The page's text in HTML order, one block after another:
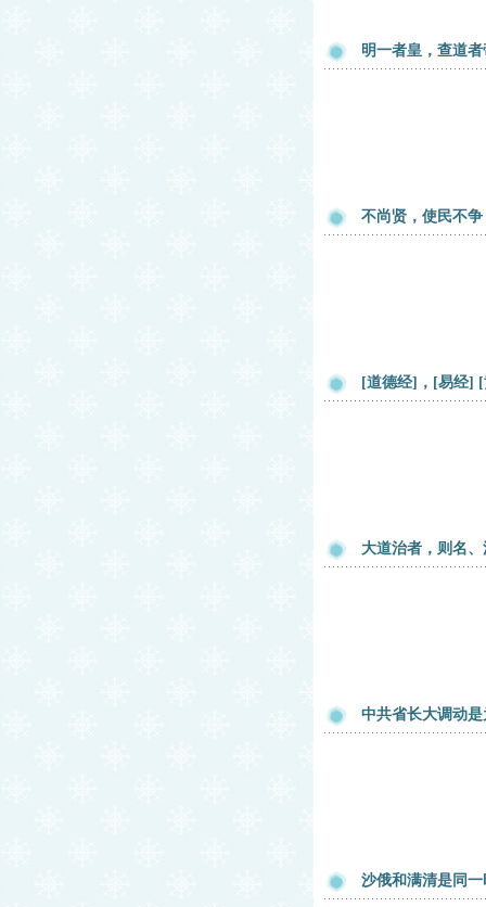
明一者皇，查道
不尚贤，使民不
[道德经]，[易经]
大道治者，则名
中共省长大调动
沙俄和满清是同